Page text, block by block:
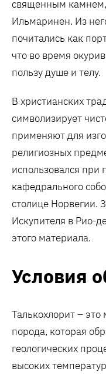
священным камнем,
Ильмаринен. Из
почитались как
что во время
пользу душе и телу.
В христианских
символизирует
применяют для
религиозных
использовался при
кафедрального
столице Норвегии.
Искупителя в Рио-
этого материала.
Условия
Талькохлорит –
порода, которая
геологических
высоких